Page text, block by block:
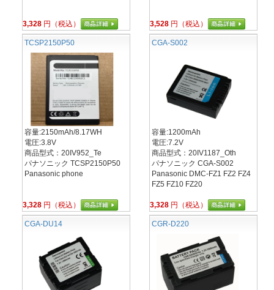
3,328 円（税込） 3,528 円（税込）
TCSP2150P50
容量:2150mAh/8.17WH
電圧:3.8V
商品型式：20IV952_Te
パナソニック TCSP2150P50
Panasonic phone
3,328 円（税込）
CGA-S002
容量:1200mAh
電圧:7.2V
商品型式：20IV1187_Oth
パナソニック CGA-S002
Panasonic DMC-FZ1 FZ2 FZ4
FZ5 FZ10 FZ20
3,328 円（税込）
CGA-DU14 CGR-D220